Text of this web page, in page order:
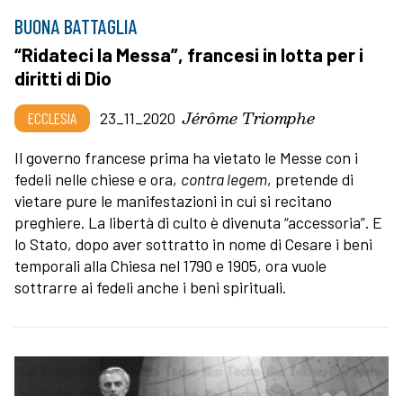
BUONA BATTAGLIA
“Ridateci la Messa”, francesi in lotta per i
diritti di Dio
ECCLESIA 23_11_2020 Jérôme Triomphe
Il governo francese prima ha vietato le Messe con i
fedeli nelle chiese e ora, contra legem, pretende di
vietare pure le manifestazioni in cui si recitano
preghiere. La libertà di culto è divenuta “accessoria”. E
lo Stato, dopo aver sottratto in nome di Cesare i beni
temporali alla Chiesa nel 1790 e 1905, ora vuole
sottrarre ai fedeli anche i beni spirituali.